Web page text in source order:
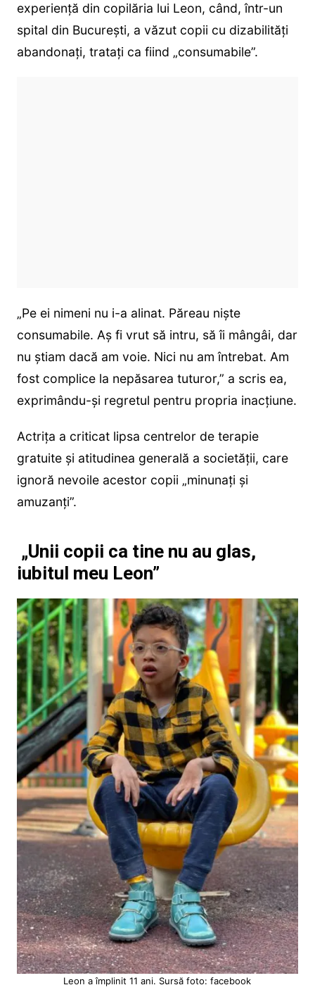
experiență din copilăria lui Leon, când, într-un
spital din București, a văzut copii cu dizabilități
abandonați, tratați ca fiind „consumabile”.
„Pe ei nimeni nu i-a alinat. Păreau niște
consumabile. Aș fi vrut să intru, să îi mângâi, dar
nu știam dacă am voie. Nici nu am întrebat. Am
fost complice la nepăsarea tuturor,” a scris ea,
exprimându-și regretul pentru propria inacțiune.
Actrița a criticat lipsa centrelor de terapie
gratuite și atitudinea generală a societății, care
ignoră nevoile acestor copii „minunați și
amuzanți”.
„Unii copii ca tine nu au glas,
iubitul meu Leon”
Leon a împlinit 11 ani. Sursă foto: facebook